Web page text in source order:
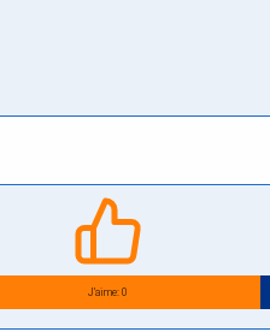
J’aime: 0